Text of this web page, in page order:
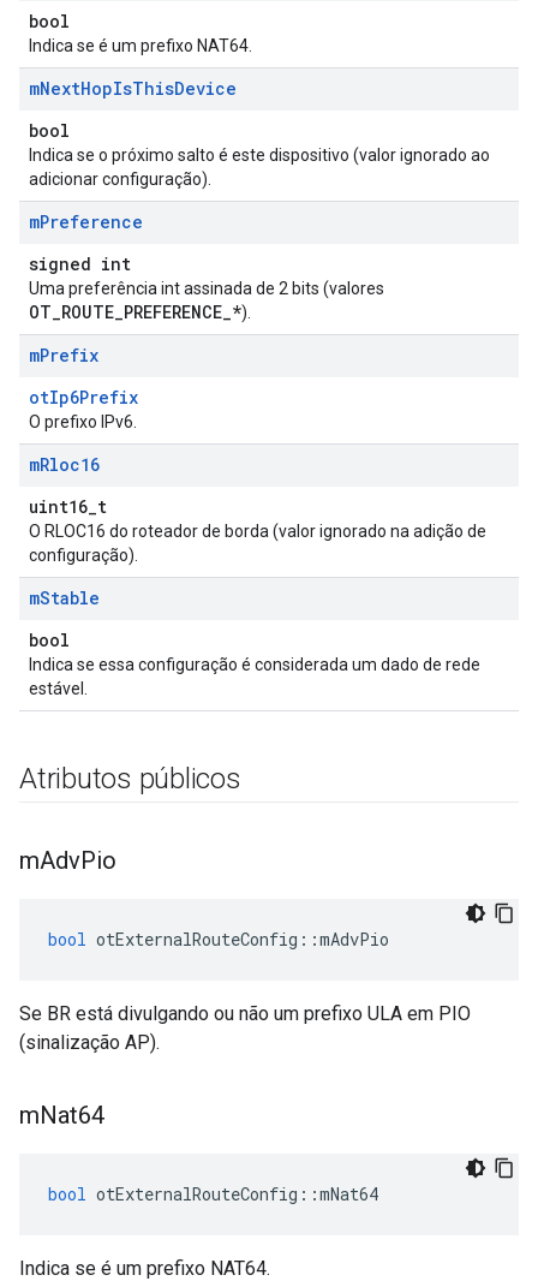
bool
Indica se é um prefixo NAT64.
mNextHopIsThisDevice
bool
Indica se o próximo salto é este dispositivo (valor ignorado ao
adicionar configuração).
mPreference
signed int
Uma preferência int assinada de 2 bits (valores
OT_ROUTE_PREFERENCE_*).
mPrefix
otIp6Prefix
O prefixo IPv6.
mRloc16
uint16_t
O RLOC16 do roteador de borda (valor ignorado na adição de
configuração).
mStable
bool
Indica se essa configuração é considerada um dado de rede
estável.
Atributos públicos
mAdvPio
bool otExternalRouteConfig ::mAdvPio
Se BR está divulgando ou não um prefixo ULA em PIO
(sinalização AP).
mNat64
bool otExternalRouteConfig ::mNat64
Indica se é um prefixo NAT64.